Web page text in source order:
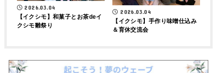
2026.03.04
【イクシモ】和菓子とお茶deイ
クシモ雛祭り
2026.03.04
【イクシモ】手作り味噌仕込み
＆育休交流会